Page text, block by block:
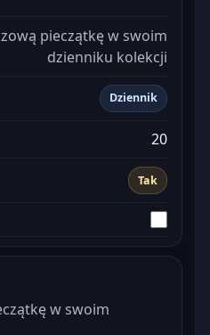
pieczątkę w swoim
dzienniku kolekcji
Dziennik
Tak
20
w swoim